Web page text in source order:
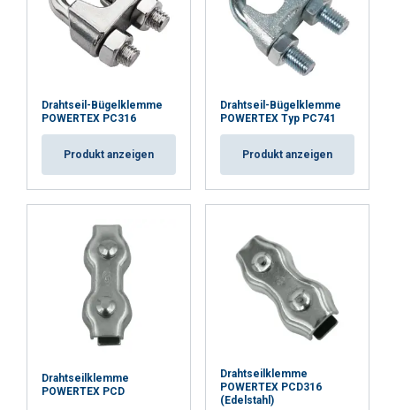
Drahtseil-Bügelklemme
POWERTEX PC316
Produkt anzeigen
Drahtseil-Bügelklemme
POWERTEX Typ PC741
Produkt anzeigen
Drahtseilklemme
POWERTEX PCD
Drahtseilklemme
POWERTEX PCD316
(Edelstahl)